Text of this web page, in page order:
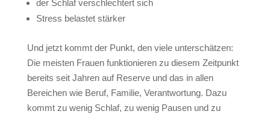
der Schlaf verschlechtert sich
Stress belastet stärker
Und jetzt kommt der Punkt, den viele unterschätzen:
Die meisten Frauen funktionieren zu diesem Zeitpunkt
bereits seit Jahren auf Reserve und das in allen
Bereichen wie Beruf, Familie, Verantwortung. Dazu
kommt zu wenig Schlaf, zu wenig Pausen und zu